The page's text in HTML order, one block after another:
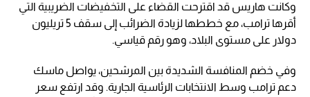
وكانت هاريس قد اقترحت القضاء على التخفيضات الضريبية التي
أقرها ترامب، مع خططها لزيادة الضرائب إلى سقف 5 تريليون
دولار على مستوى البلاد، وهو رقم قياسي.
وفي خضم المنافسة الشديدة بين المرشحين، يواصل ماسك
دعم ترامب وسط الانتخابات الرئاسية الجارية. وقد ارتفع سعر